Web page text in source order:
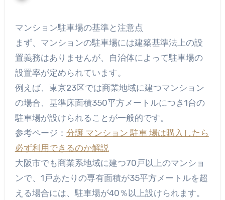
マンション駐車場の基準と注意点
まず、マンションの駐車場には建築基準法上の設
置義務はありませんが、自治体によって駐車場の
設置率が定められています。
例えば、東京23区では商業地域に建つマンション
の場合、基準床面積350平方メートルにつき1台の
駐車場が設けられることが一般的です。
参考ページ： 分譲 マンション 駐車 場は購入したら
必ず利用できるのか解説
大阪市でも商業系地域に建つ70戸以上のマンショ
ンで、1戸あたりの専有面積が35平方メートルを超
える場合には、駐車場が40％以上設けられます。